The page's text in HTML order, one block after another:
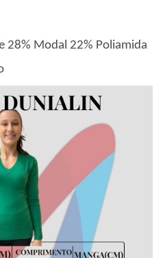
28% Modal 22% Poliamida